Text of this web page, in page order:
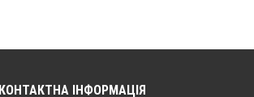
КОНТАКТНА ІНФОРМАЦІЯ